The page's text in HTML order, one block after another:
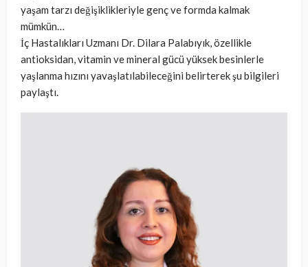
yaşam tarzı değişiklikleriyle genç ve formda kalmak
mümkün…
İç Hastalıkları Uzmanı Dr. Dilara Palabıyık, özellikle
antioksidan, vitamin ve mineral gücü yüksek besinlerle
yaşlanma hızını yavaşlatılabileceğini belirterek şu bilgileri
paylaştı.